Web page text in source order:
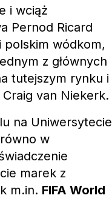
i wciąż
Pernod Ricard
polskim wódkom,
z głównych
tutejszym rynku i
van Niekerk.
na Uniwersytecie
w
marek z
m.in. FIFA World